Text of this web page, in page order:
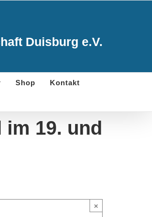
Duisburg e.V.
Shop Kontakt
19. und
×